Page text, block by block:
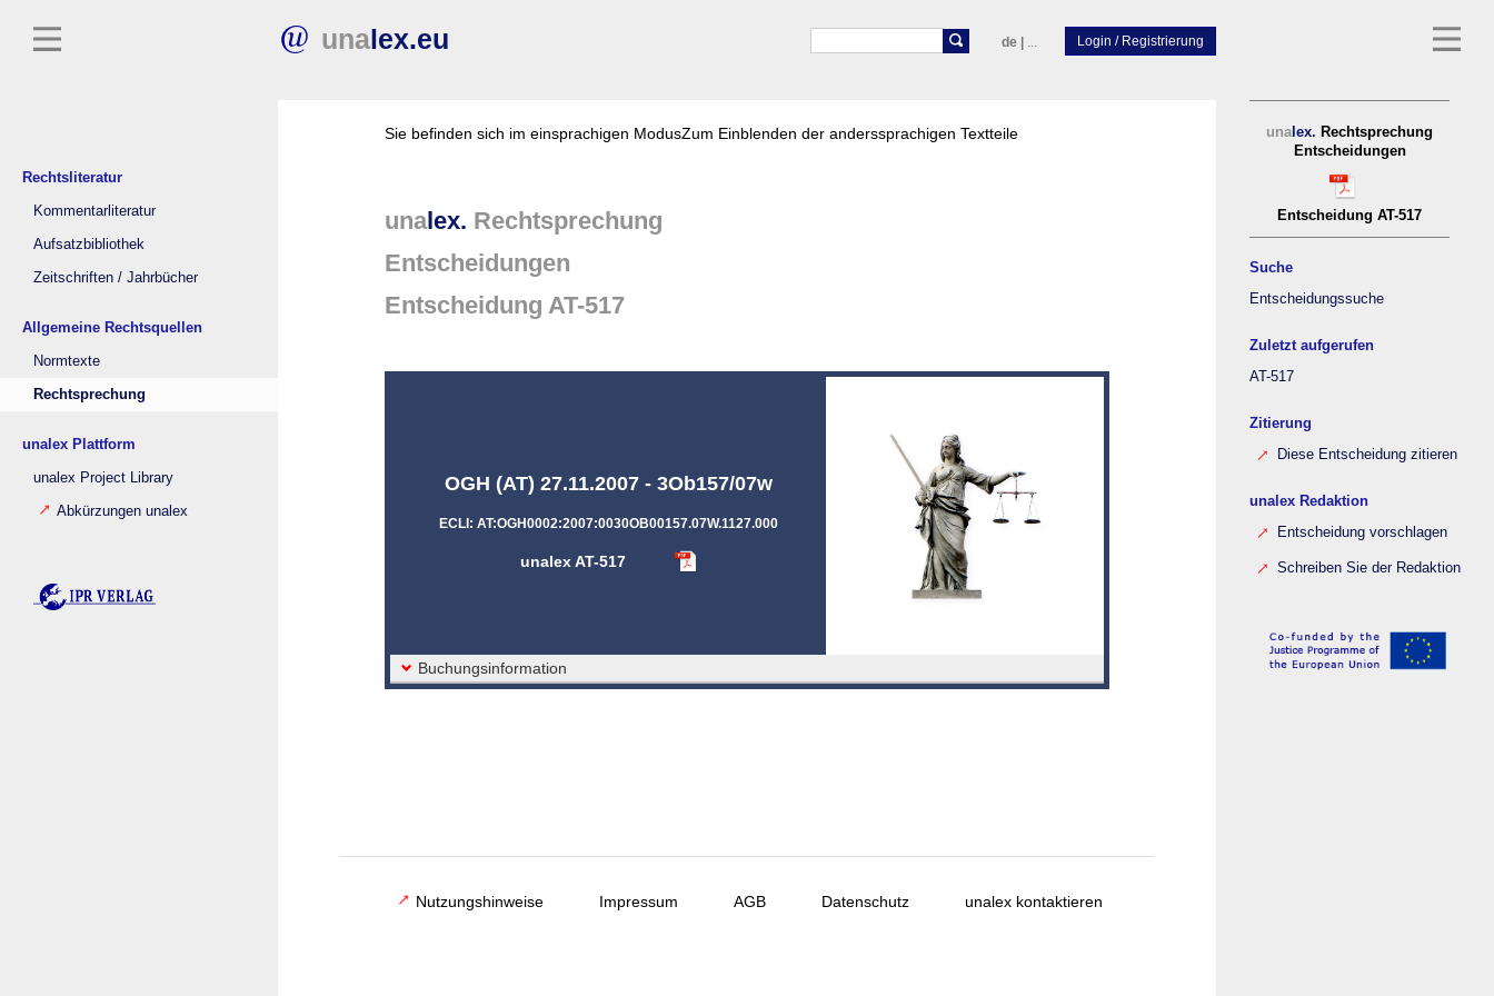
unalex.eu de |
Rechtsliteratur
Kommentarliteratur
Aufsatzbibliothek
Zeitschriften / Jahrbücher
Allgemeine Rechtsquellen
Normtexte
Rechtsprechung
unalex Plattform
unalex Project Library
Abkürzungen unalex
una lex. Rechtsprechung
Entscheidungen
Entscheidung AT-517
Suche
Entscheidungssuche
Zuletzt aufgerufen
AT-517
Zitierung
Diese Entscheidung zitieren
unalex Redaktion
Entscheidung vorschlagen
Schreiben Sie der Redaktion
Sie befinden sich im einsprachigen ModusZum Einblenden der anderssprachigen Textteile
unalex. Rechtsprechung
Entscheidungen
Entscheidung AT-517
OGH (AT) 27.11.2007 - 3Ob157/07w
ECLI: AT:OGH0002:2007:0030OB00157.07W.1127.000
unalex AT-517
Buchungsinformation
Nutzungshinweise Impressum AGB Datenschutz unalex kontaktieren